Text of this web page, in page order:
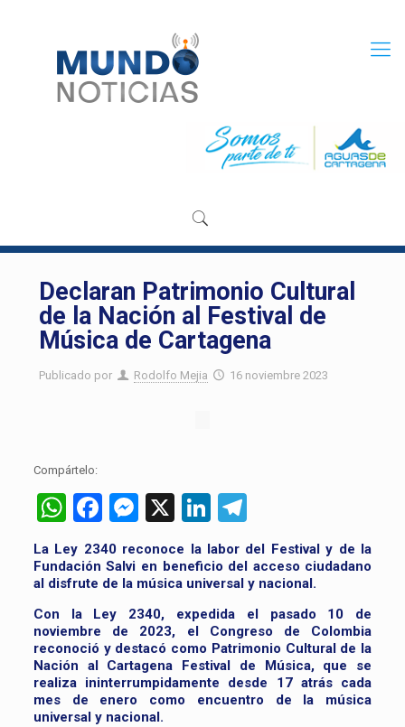
Declaran Patrimonio Cultural
de la Nación al Festival de
Música de Cartagena
Publicado por Rodolfo Mejia 16 noviembre 2023
Compártelo:
WhatsApp
Facebook
Messenger
X LinkedIn
La Ley 2340 reconoce la labor del Festival y de la
Fundación Salvi en beneficio del acceso ciudadano
al disfrute de la música universal y nacional.
Con la Ley 2340, expedida el pasado 10 de
noviembre de 2023, el Congreso de Colombia
reconoció y destacó como Patrimonio Cultural de la
Nación al Cartagena Festival de Música, que se
realiza ininterrumpidamente desde 17 atrás cada
mes de enero como encuentro de la música
universal y nacional.